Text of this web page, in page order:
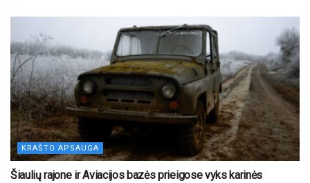
KRAŠTO APSAUGA
Šiaulių rajone ir Aviacijos bazės prieigose vyks karinės